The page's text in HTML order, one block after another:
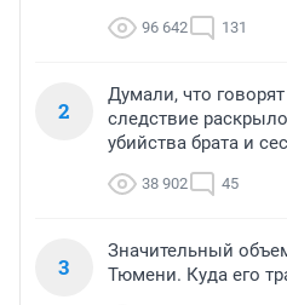
96 642 131
2
Думали, что
следствие
убийства брата и
38 902 45
3
Значительный
Тюмени. Куда его